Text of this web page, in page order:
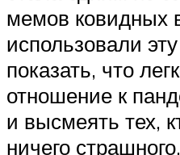
мемов ковидных
использовали
показать, что
отношение к
и высмеять тех,
ничего